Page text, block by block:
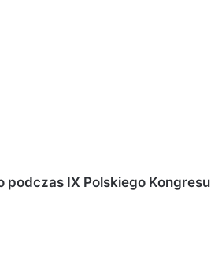
podczas IX Polskiego Kongresu